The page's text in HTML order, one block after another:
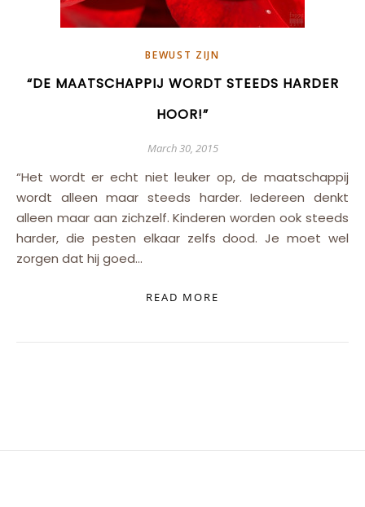
BEWUST ZIJN
“DE MAATSCHAPPIJ WORDT STEEDS HARDER
HOOR!”
March 30, 2015
“Het wordt er echt niet leuker op, de maatschappij
wordt alleen maar steeds harder. Iedereen denkt
alleen maar aan zichzelf. Kinderen worden ook steeds
harder, die pesten elkaar zelfs dood. Je moet wel
zorgen dat hij goed…
READ MORE